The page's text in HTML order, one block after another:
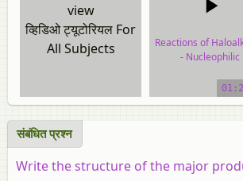
view
व्हिडिओ ट्यूटोरियल For
All Subjects
Reactions of
- Nucleophilic
video tutorial
संबंधित प्रश्‍न
Write the structure of the major